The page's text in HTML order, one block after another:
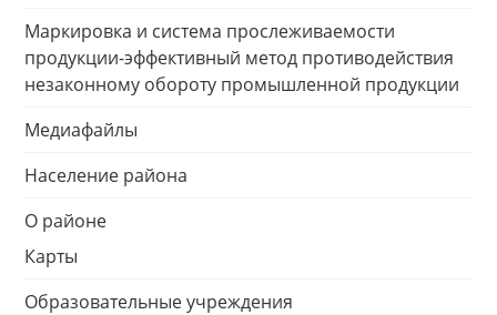
Маркировка и система прослеживаемости
продукции-эффективный метод противодействия
незаконному обороту промышленной продукции
Медиафайлы
Население района
О районе
Карты
Образовательные учреждения